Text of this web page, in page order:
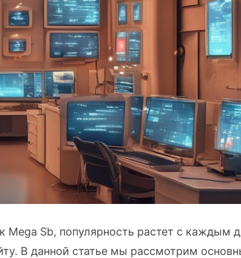
Mega Sb, популярность растет с каждым
В данной статье мы рассмотрим